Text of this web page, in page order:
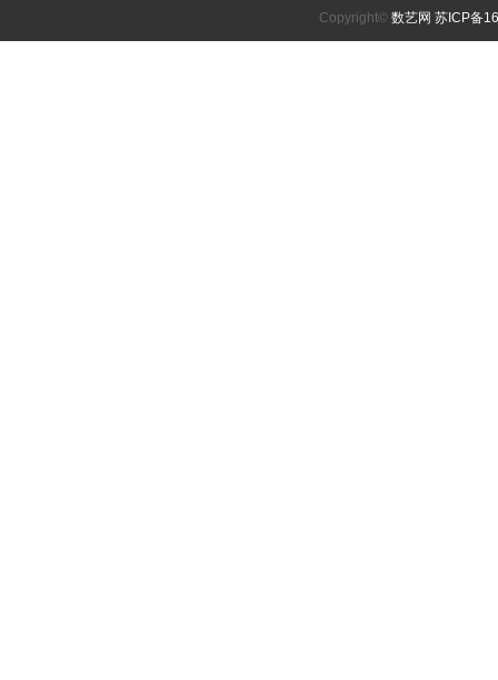
Copyright© 数艺网 苏ICP备